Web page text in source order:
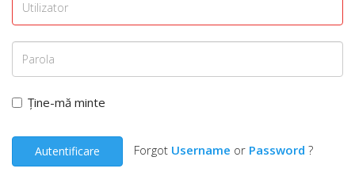
Ține-mă minte
Autentificare Forgot Username or Password ?